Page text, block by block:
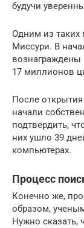
будучи
Одним из таких
Миссури. В
вознаграждены
17 миллионов
После
начали
подтвердить,
них ушло 39
компьютерах.
Процесс
Конечно же,
образом,
Нужно сказать,